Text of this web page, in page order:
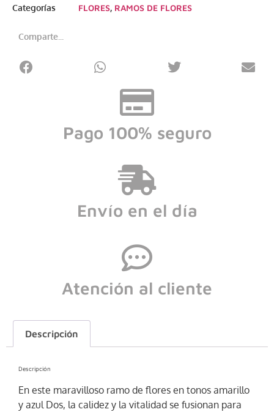
Categorías FLORES, RAMOS DE FLORES
Comparte...
Pago 100% seguro
Envío en el día
Atención al cliente
Descripción
Descripción
En este maravilloso ramo de flores en tonos amarillo
y azul Dos, la calidez y la vitalidad se fusionan para